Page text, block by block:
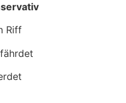
Riff